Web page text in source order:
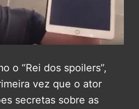
o “Rei dos spoilers”,
vez que o ator
secretas sobre as